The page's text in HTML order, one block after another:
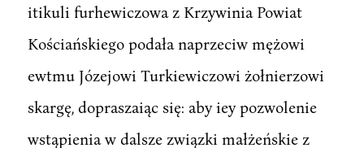
itikuli furhewiczowa z Krzywinia Powiat
Kościańskiego podała naprzeciw mężowi
ewtmu Józejowi Turkiewiczowi żołnierzowi
skargę, dopraszaiąc się: aby iey pozwolenie
wstąpienia w dalsze związki małżeńskie z